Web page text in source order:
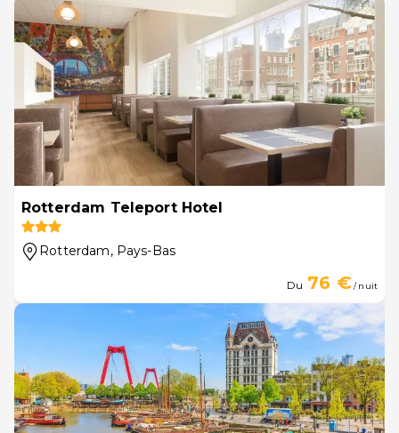
Rotterdam Teleport Hotel
Rotterdam, Pays-Bas
Du 76 €/ nuit